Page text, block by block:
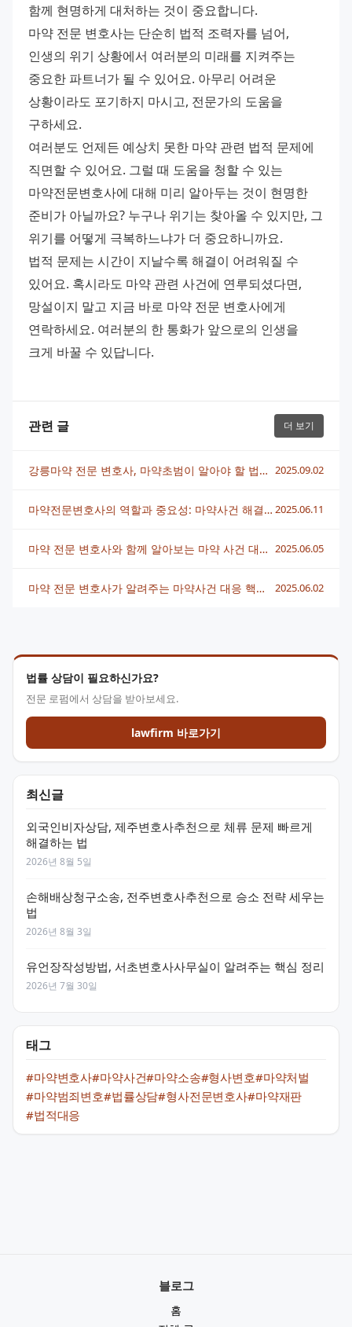
법률 상담이 필요하신가요?
전문 로펌에서 상담을 받아보세요.
lawfirm 바로가기
최신글
외국인비자상담, 제주변호사추천으로 체류 문제 빠르게
해결하는 법
2026년 8월 5일
손해배상청구소송, 전주변호사추천으로 승소 전략 세우는
법
2026년 8월 3일
유언장작성방법, 서초변호사사무실이 알려주는 핵심 정리
2026년 7월 30일
태그
#마약변호사#마약사건#마약소송#형사변호#마약처벌
#마약범죄변호#법률상담#형사전문변호사#마약재판
#법적대응
함께 현명하게 대처하는 것이 중요합니다.
마약 전문 변호사는 단순히 법적 조력자를 넘어,
인생의 위기 상황에서 여러분의 미래를 지켜주는
중요한 파트너가 될 수 있어요. 아무리 어려운
상황이라도 포기하지 마시고, 전문가의 도움을
구하세요.
여러분도 언제든 예상치 못한 마약 관련 법적 문제에
직면할 수 있어요. 그럴 때 도움을 청할 수 있는
마약전문변호사에 대해 미리 알아두는 것이 현명한
준비가 아닐까요? 누구나 위기는 찾아올 수 있지만, 그
위기를 어떻게 극복하느냐가 더 중요하니까요.
법적 문제는 시간이 지날수록 해결이 어려워질 수
있어요. 혹시라도 마약 관련 사건에 연루되셨다면,
망설이지 말고 지금 바로 마약 전문 변호사에게
연락하세요. 여러분의 한 통화가 앞으로의 인생을
크게 바꿀 수 있답니다.
관련 글 더 보기
강릉마약 전문 변호사, 마약초범이 알아야 할 법적 방어 전략 총정리 2025.09.02
마약전문변호사의 역할과 중요성: 마약사건 해결을 위한 안내서 2025.06.11
마약 전문 변호사와 함께 알아보는 마약 사건 대응법과 법적 해결책 2025.06.05
마약 전문 변호사가 알려주는 마약사건 대응 핵심 전략과 법적 조언 2025.06.02
블로그
홈